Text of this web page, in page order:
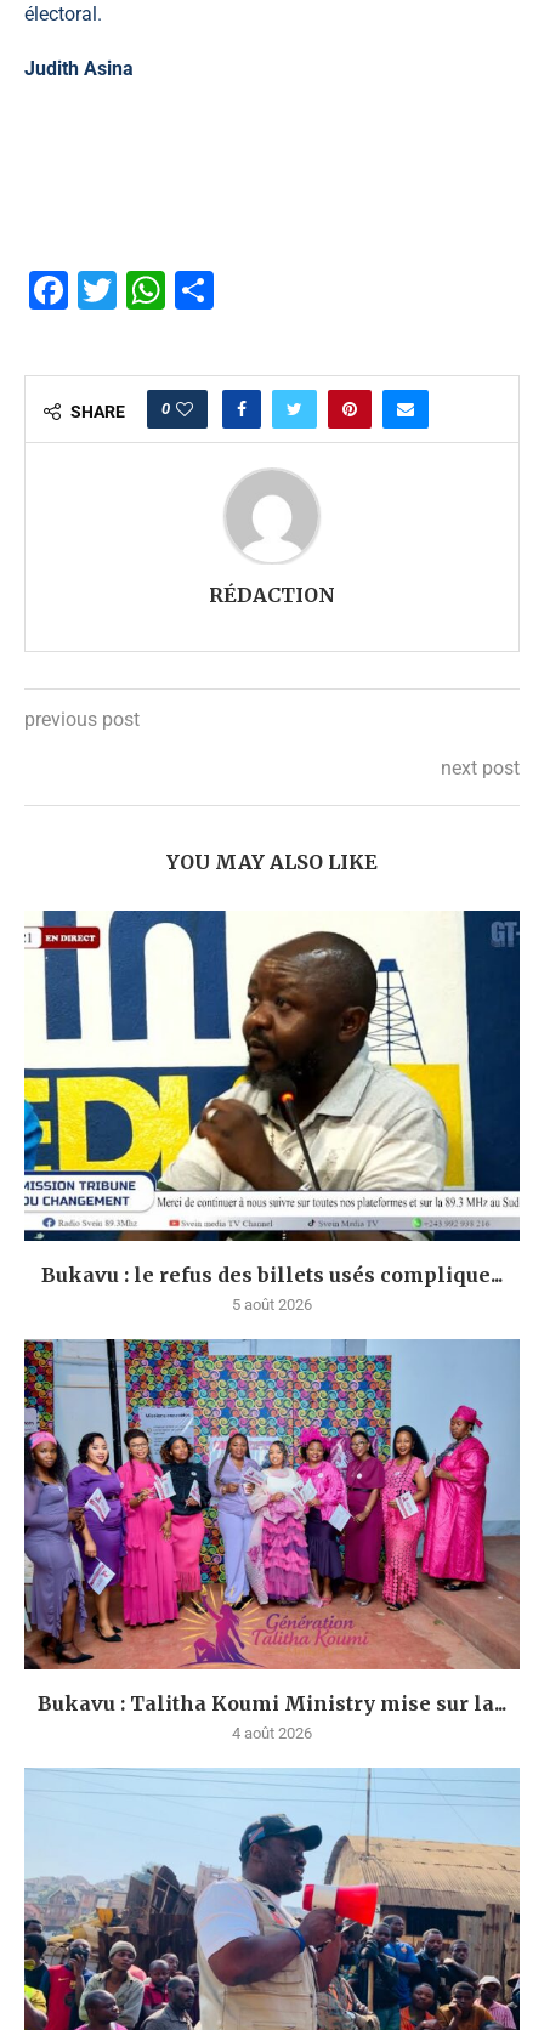
électoral.
Judith Asina
Facebook
TwitterWhatsApp
SHARE 0
RÉDACTION
previous post
next post
YOU MAY ALSO LIKE
Bukavu : le refus des billets usés complique...
5 août 2026
Bukavu : Talitha Koumi Ministry mise sur la...
4 août 2026